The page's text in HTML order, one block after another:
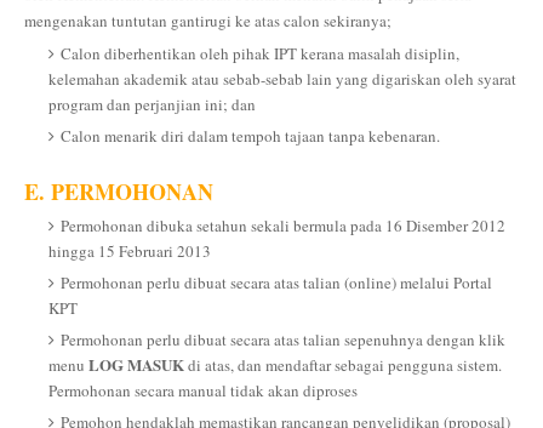
mengenakan tuntutan gantirugi ke atas calon sekiranya;
Calon diberhentikan oleh pihak IPT kerana masalah disiplin,
kelemahan akademik atau sebab-sebab lain yang digariskan oleh syarat
program dan perjanjian ini; dan
Calon menarik diri dalam tempoh tajaan tanpa kebenaran.
E. PERMOHONAN
Permohonan dibuka setahun sekali bermula pada 16 Disember 2012
hingga 15 Februari 2013
Permohonan perlu dibuat secara atas talian (online) melalui Portal
KPT
Permohonan perlu dibuat secara atas talian sepenuhnya dengan klik
menu LOG MASUKdi atas, dan mendaftar sebagai pengguna sistem.
Permohonan secara manual tidak akan diproses
Pemohon hendaklah memastikan rancangan penyelidikan (proposal)